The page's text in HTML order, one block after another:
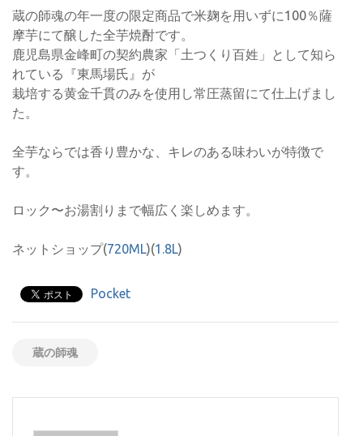
蔵の師魂の年一度の限定商品で米麹を用いずに100％薩
摩芋にて醸した全芋焼酎です。
鹿児島県金峰町の契約農家「土つくり百姓」として知ら
れている『東馬場氏』が
栽培する黄金千貫のみを使用し常圧蒸留にて仕上げまし
た。
全芋ならでは香り豊かな、キレのある味わいが特徴で
す。
ロック〜お湯割りまで幅広く楽しめます。
ネットショップ(720ML)(1.8L)
Pocket
蔵の師魂